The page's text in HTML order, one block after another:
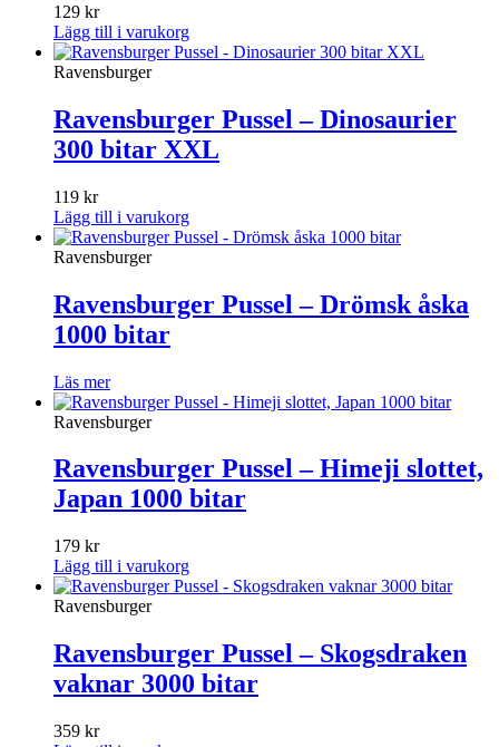
129 kr
Lägg till i varukorg
Ravensburger
Ravensburger Pussel – Dinosaurier
300 bitar XXL
119 kr
Lägg till i varukorg
Ravensburger
Ravensburger Pussel – Drömsk åska
1000 bitar
Läs mer
Ravensburger
Ravensburger Pussel – Himeji slottet,
Japan 1000 bitar
179 kr
Lägg till i varukorg
Ravensburger
Ravensburger Pussel – Skogsdraken
vaknar 3000 bitar
359 kr